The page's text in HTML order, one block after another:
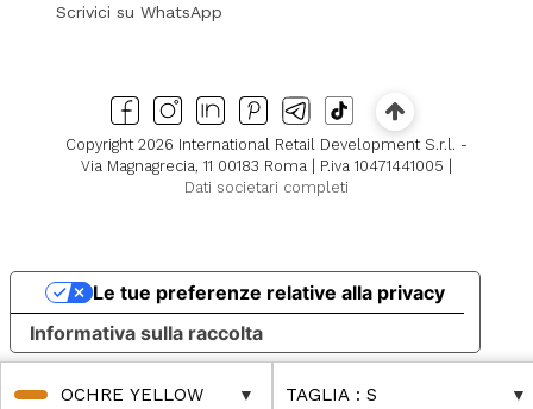
OCHRE YELLOW TAGLIA : S
Scrivici su WhatsApp
Copyright 2026 International Retail Development S.r.l. -
Via Magnagrecia, 11 00183 Roma | P.iva 10471441005 |
Dati societari completi
Informativa sulla raccolta
Le tue preferenze relative alla privacy